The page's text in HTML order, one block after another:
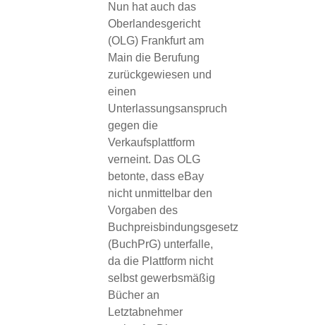
Nun hat auch das
Oberlandesgericht
(OLG) Frankfurt am
Main die Berufung
zurückgewiesen und
einen
Unterlassungsanspruch
gegen die
Verkaufsplattform
verneint. Das OLG
betonte, dass eBay
nicht unmittelbar den
Vorgaben des
Buchpreisbindungsgesetz
(BuchPrG) unterfalle,
da die Plattform nicht
selbst gewerbsmäßig
Bücher an
Letztabnehmer